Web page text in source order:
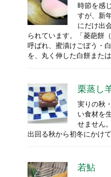
時節を感
すが、新
にだけ出
られています。「菱葩餅
呼ばれ、蜜漬けごぼう・
を、丸く伸した白餅また
栗蒸し
実りの秋
い食材を
せません
出回る秋から初冬にかけ
若鮎